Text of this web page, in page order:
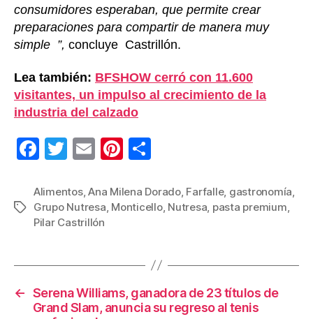
consumidores esperaban, que permite crear
preparaciones para compartir de manera muy
simple ”, concluye Castrillón.
Lea también: BFSHOW cerró con 11.600
visitantes, un impulso al crecimiento de la
industria del calzado
F
c
e
o
o
k
T
tt
er
E
ail
Pi
er
e
m
p
tir
Etiquetas
Alimentos,Ana Milena Dorado, Farfalle, gastronomía
Grupo Nutresa Monticello, Nutresa pasta premium
Pilar Castrillón
← Serena Williams, ganadora de 23 títulos de
Grand Slam, anuncia su regreso al tenis